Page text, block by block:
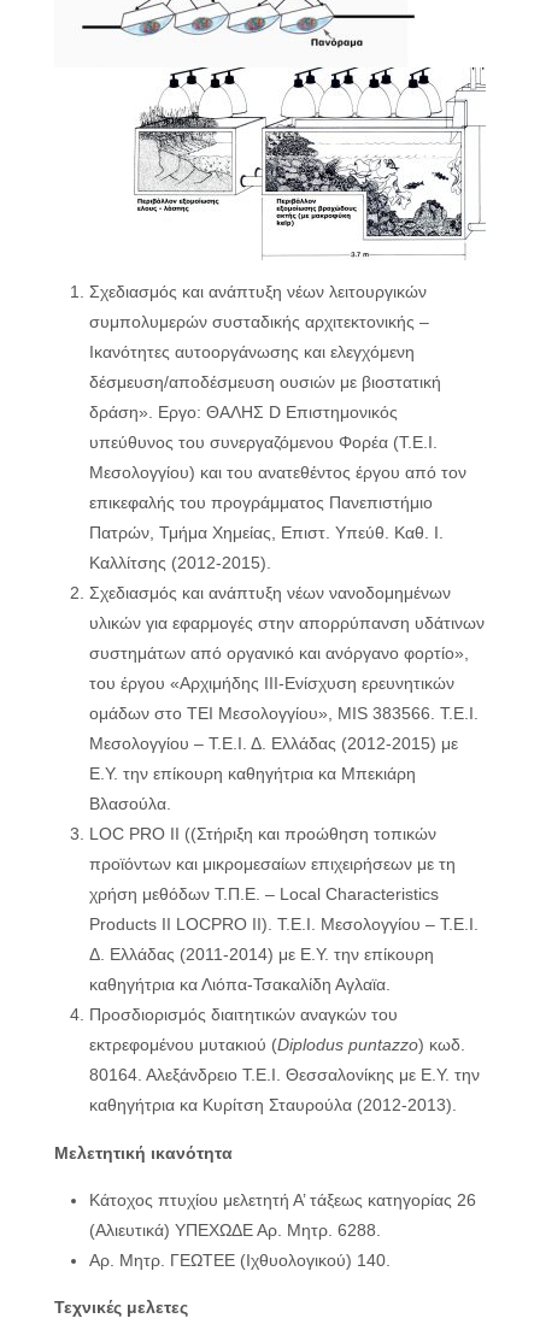
Σχεδιασμός και ανάπτυξη νέων λειτουργικών
συμπολυμερών συσταδικής αρχιτεκτονικής –
Ικανότητες αυτοοργάνωσης και ελεγχόμενη
δέσμευση/αποδέσμευση ουσιών με βιοστατική
δράση». Εργο: ΘΑΛΗΣ D Επιστημονικός
υπεύθυνος του συνεργαζόμενου Φορέα (Τ.Ε.Ι.
Μεσολογγίου) και του ανατεθέντος έργου από τον
επικεφαλής του προγράμματος Πανεπιστήμιο
Πατρών, Τμήμα Χημείας, Επιστ. Υπεύθ. Καθ. Ι.
Καλλίτσης (2012-2015).
Σχεδιασμός και ανάπτυξη νέων νανοδομημένων
υλικών για εφαρμογές στην απορρύπανση υδάτινων
συστημάτων από οργανικό και ανόργανο φορτίο»,
του έργου «Αρχιμήδης ΙΙΙ-Ενίσχυση ερευνητικών
ομάδων στο ΤΕΙ Μεσολογγίου», MIS 383566. Τ.Ε.Ι.
Μεσολογγίου – Τ.Ε.Ι. Δ. Ελλάδας (2012-2015) με
Ε.Υ. την επίκουρη καθηγήτρια κα Μπεκιάρη
Βλασούλα.
LOC PRO II ((Στήριξη και προώθηση τοπικών
προϊόντων και μικρομεσαίων επιχειρήσεων με τη
χρήση μεθόδων Τ.Π.Ε. – Local Characteristics
Products II LOCPRO II). Τ.Ε.Ι. Μεσολογγίου – Τ.Ε.Ι.
Δ. Ελλάδας (2011-2014) με Ε.Υ. την επίκουρη
καθηγήτρια κα Λιόπα-Τσακαλίδη Αγλαϊα.
Προσδιορισμός διαιτητικών αναγκών του
εκτρεφομένου μυτακιού (Diplodus puntazzo) κωδ.
80164. Αλεξάνδρειο Τ.Ε.Ι. Θεσσαλονίκης με Ε.Υ. την
καθηγήτρια κα Κυρίτση Σταυρούλα (2012-2013).
Μελετητική ικανότητα
Κάτοχος πτυχίου μελετητή Α’ τάξεως κατηγορίας 26
(Αλιευτικά) ΥΠΕΧΩΔΕ Αρ. Μητρ. 6288.
Αρ. Μητρ. ΓΕΩΤΕΕ (Ιχθυολογικού) 140.
Τεχνικές μελετες